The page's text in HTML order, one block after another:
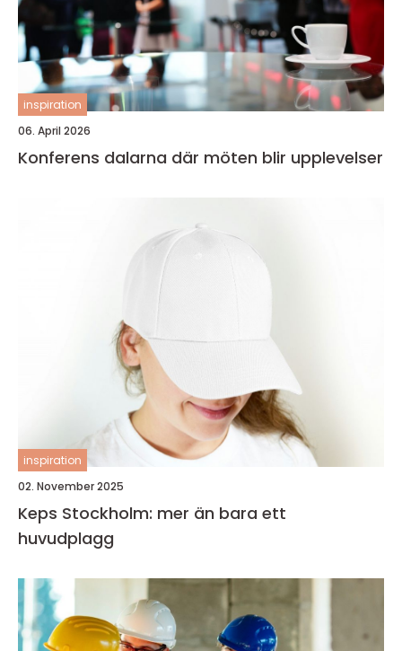
inspiration
06. April 2026
Konferens dalarna där möten blir upplevelser
inspiration
02. November 2025
Keps Stockholm: mer än bara ett
huvudplagg